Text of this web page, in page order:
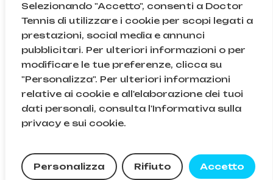
Selezionando "Accetto", consenti a Doctor
Tennis di utilizzare i cookie per scopi legati a
prestazioni, social media e annunci
pubblicitari. Per ulteriori informazioni o per
modificare le tue preferenze, clicca su
"Personalizza". Per ulteriori informazioni
relative ai cookie e all'elaborazione dei tuoi
dati personali, consulta l'Informativa sulla
privacy e sui cookie.
Personalizza Rifiuto Accetto
Subtotale:
Carrello Pagamento
TikTok
© Doctor Tennis | B&D S.r.l.s. | P.iva 08709820966 |
Sede Legale: Via Gallarate 131, 20151, Milano (MI) | Cod.
Fisc. e n.iscr. al Reg. Imprese di Milano: 08709820966
| REA: MI – 2043895
Recedere dal contratto qui